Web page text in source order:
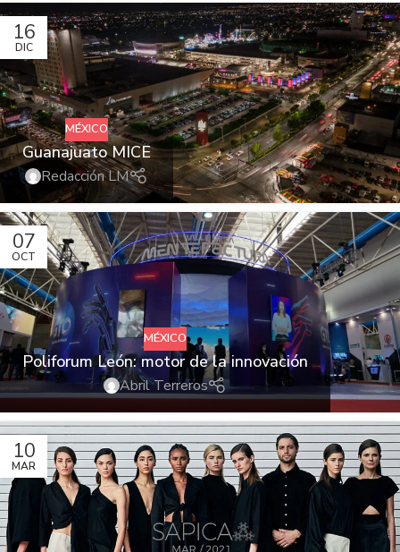
16
DIC
MÉXICO
Guanajuato MICE
Redacción LM
07
OCT
MÉXICO
Poliforum León: motor de la innovación
Abril Terreros
10
MAR